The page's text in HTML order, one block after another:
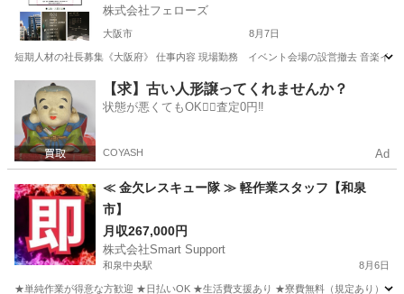
株式会社フェローズ
大阪市 8月7日
短期人材の社長募集《大阪府》 仕事内容 現場勤務 イベント会場の設営撤去 音楽イ
大阪市 その他 業務
【求】古い人形譲ってくれませんか？
状態が悪くてもOK🙆‍♀️査定0円‼️
COYASH Ad
≪ 金欠レスキュー隊 ≫ 軽作業スタッフ【和泉
市】
月収267,000円
株式会社Smart Support
和泉中央駅 8月6日
★単純作業が得意な方歓迎 ★日払いOK ★生活費支援あり ★寮費無料（規定あり） ★